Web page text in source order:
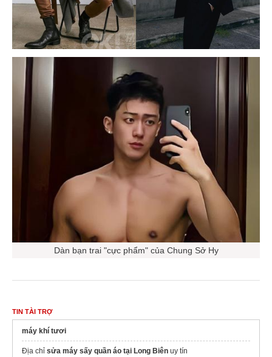
Dàn bạn trai "cực phẩm" của Chung Sở Hy
TIN TÀI TRỢ
máy khí tươi
Địa chỉ sửa máy sấy quần áo tại Long Biên uy tín